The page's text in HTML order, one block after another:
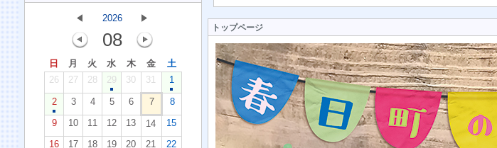
2026
08
日 月 火 水 木 金
土
26
27 28 29 30 31 1
2 3 4 5 6 7
8
9
10 11 12 13 14
15
16
17 18 19 20 21
22
トップページ